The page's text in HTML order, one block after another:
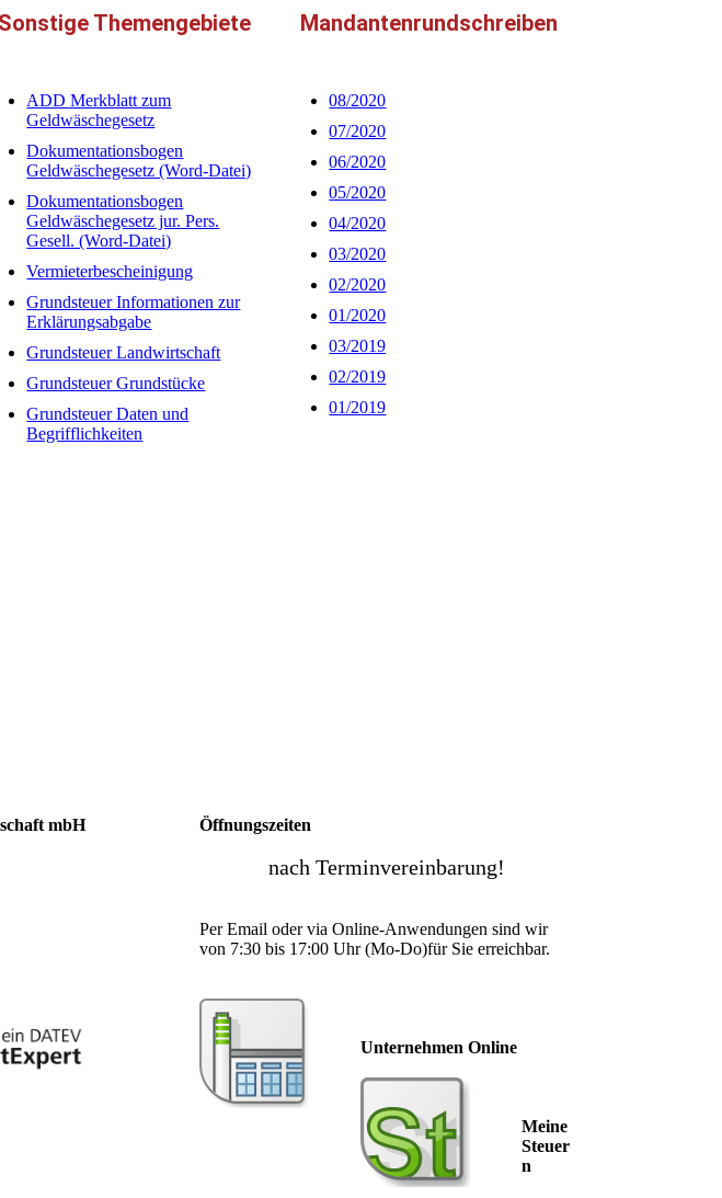
Sonstige Themengebiete
ADD Merkblatt zum
Geldwäschegesetz
Dokumentationsbogen
Geldwäschegesetz (Word-Datei)
Dokumentationsbogen
Geldwäschegesetz jur. Pers.
Gesell. (Word-Datei)
Vermieterbescheinigung
Grundsteuer Informationen zur
Erklärungsabgabe
Grundsteuer Landwirtschaft
Grundsteuer Grundstücke
Grundsteuer Daten und
Begrifflichkeiten
Mandantenrundschreiben
08/2020
07/2020
06/2020
05/2020
04/2020
03/2020
02/2020
01/2020
03/2019
02/2019
01/2019
mbH
Öffnungszeiten
nach Terminvereinbarung!
Per Email oder via Online-Anwendungen sind wir
von 7:30 bis 17:00 Uhr (Mo-Do)für Sie erreichbar.
Unternehmen Online
Meine
Steuer
n